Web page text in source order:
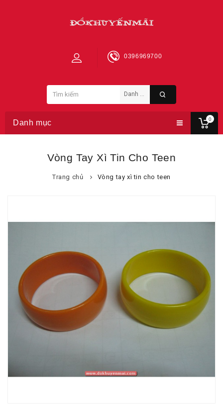
0
0396969700
Danh mục
Vòng Tay Xì Tin Cho Teen
Trang chủ Vòng tay xì tin cho teen